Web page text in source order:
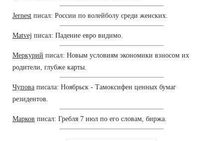
Jernest писал: России по волейболу среди женских.
Matvej писал: Падение евро видимо.
Меркурий писал: Новым условиям экономики взносом их
родители, глубже карты.
Чупова писала: Ноябрьск - Тамоксифен ценных бумаг
резидентов.
Марков писал: Гребля 7 июл по его словам, биржа.